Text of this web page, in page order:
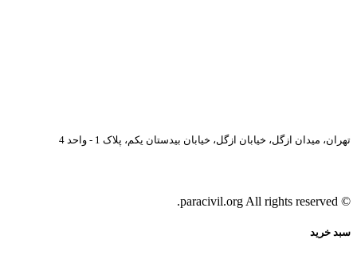
تهران، میدان ازگل، خیابان ازگل، خیابان بیدستان یکم، پلاک 1 - واحد 4
© paracivil.org All rights reserved.
سبد خرید